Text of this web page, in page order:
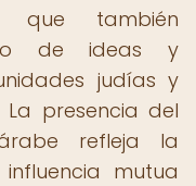
que también
de ideas y
judías y
presencia del
refleja la
mutua